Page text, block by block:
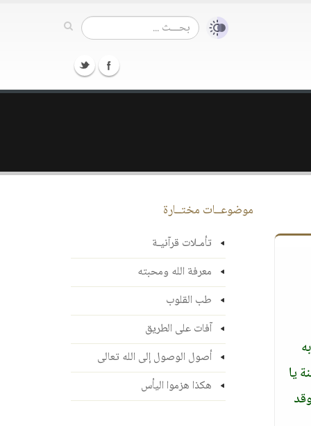
يا
موضوعــات مختــارة
تأمـلات قرآنيـة
معرفة الله ومحبته
طب القلوب
آفات على الطريق
أصول الوصول إلى الله تعالى
هكذا هزموا اليأس